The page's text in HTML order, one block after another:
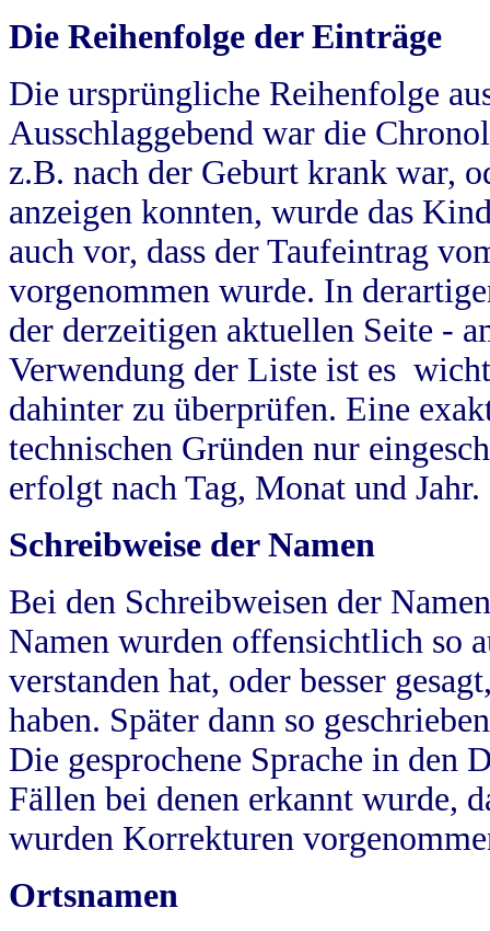
Die Reihenfolge der Einträge
Die ursprüngliche Reihenfolge
Ausschlaggebend war die
z.B. nach der Geburt krank war,
anzeigen konnten, wurde das
auch vor, dass der Taufeintrag
vorgenommen wurde. In
der derzeitigen aktuellen Seite -
Verwendung der Liste ist es
dahinter zu überprüfen. Eine
technischen Gründen nur
erfolgt nach Tag, Monat und Jahr.
Schreibweise der Namen
Bei den Schreibweisen der
Namen wurden offensichtlich so
verstanden hat, oder besser
haben. Später dann so
Die gesprochene Sprache in
Fällen bei denen erkannt wurde,
wurden Korrekturen
Ortsnamen